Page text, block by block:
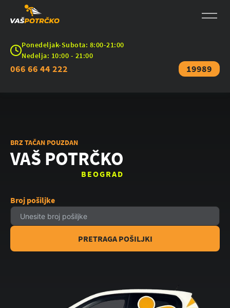
Ponedeljak-Subota: 8:00-21:00
Nedelja: 10:00 - 21:00
066 66 44 222 19989
BRZ TAČAN POUZDAN
VAŠ POTRČKO
BEOGRAD
Broj pošiljke
PRETRAGA POŠILJKI